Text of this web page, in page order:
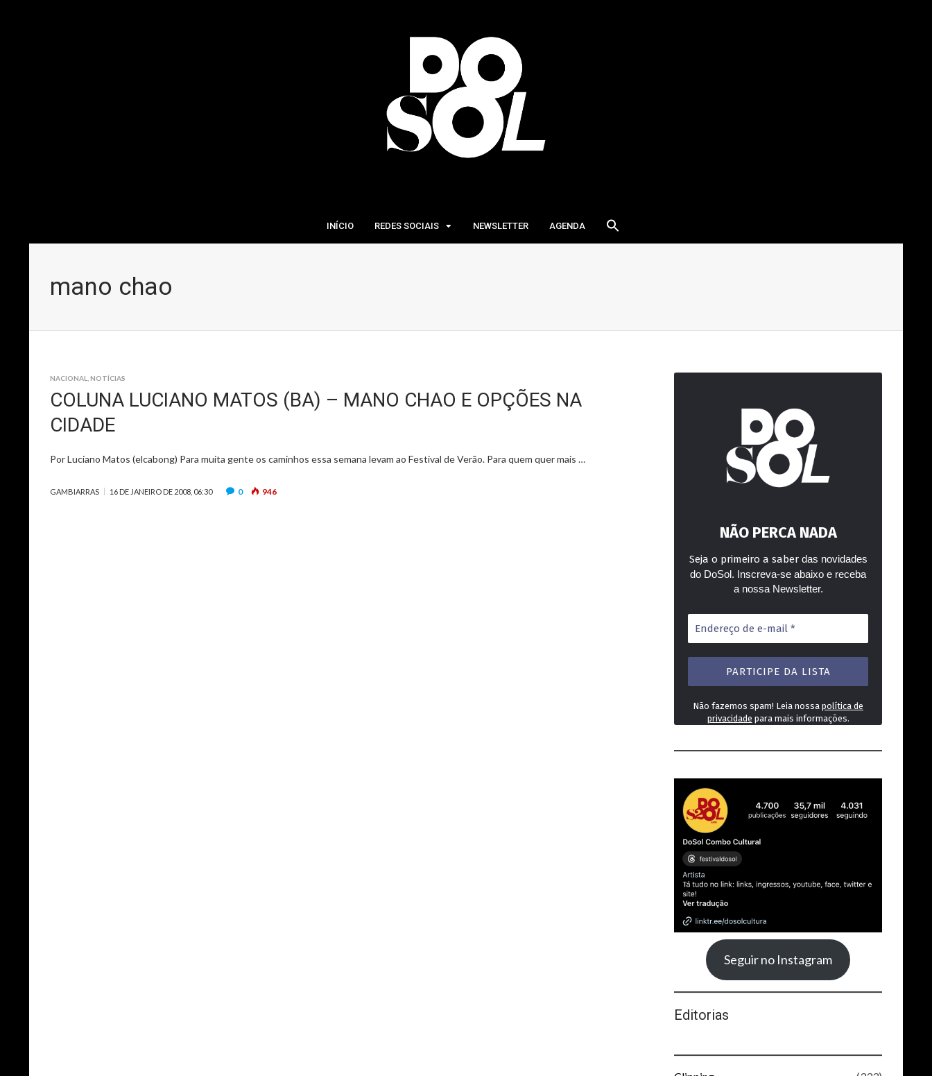
INÍCIO REDES SOCIAIS NEWSLETTER AGENDA
mano chao
NACIONAL NOTÍCIAS
COLUNA LUCIANO MATOS (BA) – MANO CHAO E OPÇÕES NA
CIDADE
Por Luciano Matos (elcabong) Para muita gente os caminhos essa semana levam ao Festival de Verão. Para quem quer mais …
GAMBIARRAS 16 DE JANEIRO DE 2008, 06:30 0 946
NÃO PERCA NADA
Seja o primeiro a saberdas novidades
do DoSol. Inscreva-se abaixo e receba
a nossa Newsletter.
Endereço
de
e-
mail
Não fazemos spam! Leia nossa política de
privacidade para mais informações.
Seguir no Instagram
Editorias